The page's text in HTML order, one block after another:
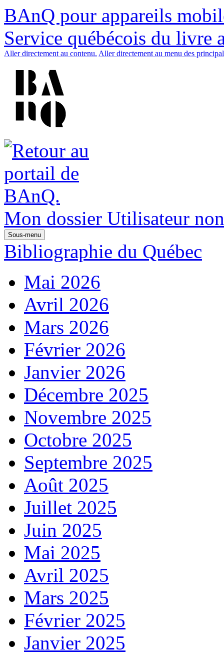
BAnQ pour appareils
Service québécois du livre
Aller directement au contenu. Aller directement au menu des
Mon dossier Utilisateur
Sous-menu
Bibliographie du Québec
Mai 2026
Avril 2026
Mars 2026
Février 2026
Janvier 2026
Décembre 2025
Novembre 2025
Octobre 2025
Septembre 2025
Août 2025
Juillet 2025
Juin 2025
Mai 2025
Avril 2025
Mars 2025
Février 2025
Janvier 2025